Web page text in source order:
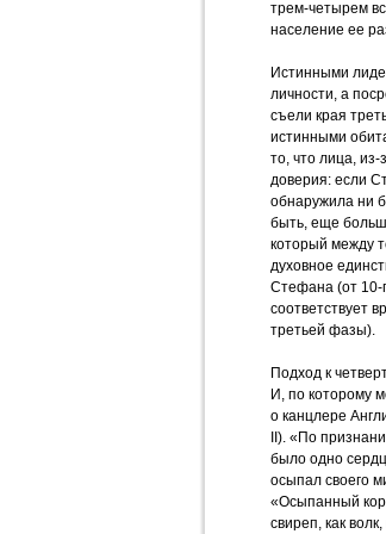
трем-четырем
население ее
Истинными
личности, а
съели края
истинными
то, что лица,
доверия: если
обнаружила ни
быть, еще
который между
духовное
Стефана (от 10-
соответствует
третьей фазы).
Подход к
И, по которому
о канцлере
II). «По
было одно
осыпал своего
«Осыпанный
свиреп, как